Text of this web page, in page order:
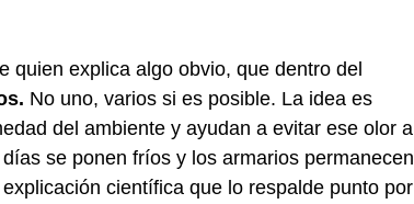
quien explica algo obvio, que dentro del
No uno, varios si es posible. La idea es
del ambiente y ayudan a evitar ese olor a
se ponen fríos y los armarios permanecen
científica que lo respalde punto por